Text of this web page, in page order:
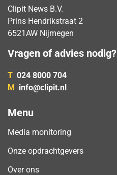
Clipit News B.V.
Prins Hendrikstraat 2
6521AW Nijmegen
Vragen of advies nodig?
T 024 8000 704
M info@clipit.nl
Menu
Media monitoring
Onze opdrachtgevers
Over ons